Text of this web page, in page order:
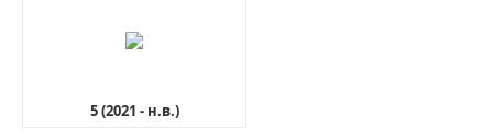
5 (2021 - н.в.)